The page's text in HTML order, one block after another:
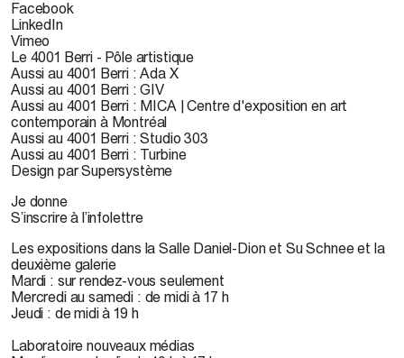
Facebook
LinkedIn
Vimeo
Le 4001 Berri - Pôle artistique
Aussi au 4001 Berri : Ada X
Aussi au 4001 Berri : GIV
Aussi au 4001 Berri : MICA | Centre d'exposition en art
contemporain à Montréal
Aussi au 4001 Berri : Studio 303
Aussi au 4001 Berri : Turbine
Design par Supersystème
Je donne
S’inscrire à l’infolettre
Les expositions dans la Salle Daniel-Dion et Su Schnee et la
deuxième galerie
Mardi : sur rendez-vous seulement
Mercredi au samedi : de midi à 17 h
Jeudi : de midi à 19 h
Laboratoire nouveaux médias